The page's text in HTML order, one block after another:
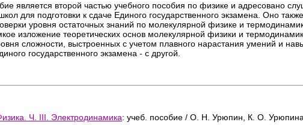
является второй частью учебного пособия по физике и адресовано
для подготовки к сдаче Единого государственного экзамена. Оно
уровня остаточных знаний по молекулярной физике и
изложение теоретических основ молекулярной физики и
сложности, выстроенных с учетом плавного нарастания умений и
государственного экзамена - с другой.
Ч. III. Электродинамика: учеб. пособие / О. Н. Урюпин, К. О.